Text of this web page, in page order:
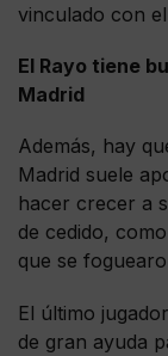
vinculado con
El Rayo tiene
Madrid
Además, hay
Madrid suele
hacer crecer a
de cedido,
que se
El último
de gran ayuda